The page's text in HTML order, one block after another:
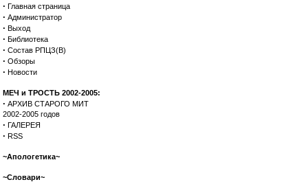
· Главная страница
· Администратор
· Выход
· Библиотека
· Состав РПЦЗ(В)
· Обзоры
· Новости
МЕЧ и ТРОСТЬ 2002-2005:
· АРХИВ СТАРОГО МИТ
2002-2005 годов
· ГАЛЕРЕЯ
· RSS
~Апологетика~
~Словари~